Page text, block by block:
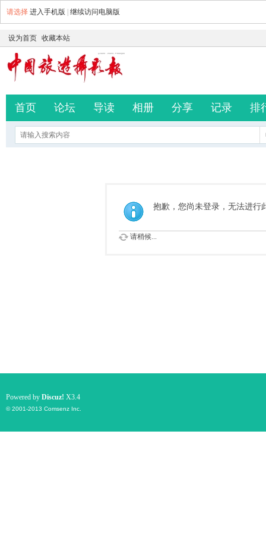
请选择 进入手机版 继续访问电脑版
设为首页 收藏本站
首页 论坛 导读 相册 分享 记录 排
抱歉，您尚未登录，无法进行
请稍候...
Powered by Discuz! X3.4
© 2001-2013 Comsenz Inc.